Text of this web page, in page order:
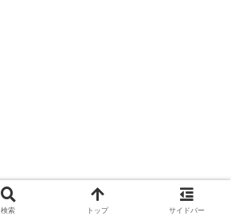
検索 トップ サイドバー